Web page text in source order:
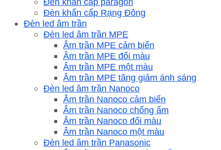
Đèn khẩn cấp Rạng Đông
Đèn led âm trần
Đèn led âm trần MPE
Âm trần MPE cảm biến
Âm trần MPE đổi màu
Âm trần MPE một màu
Âm trần MPE tăng giảm ánh sáng
Đèn led âm trần Nanoco
Âm trần Nanoco cảm biến
Âm trần Nanoco chống ẩm
Âm trần Nanoco đổi màu
Âm trần Nanoco một màu
Đèn led âm trần Panasonic